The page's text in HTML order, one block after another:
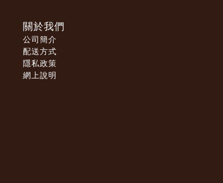
關於我們
公司簡介
配送方式
隱私政策
網上說明